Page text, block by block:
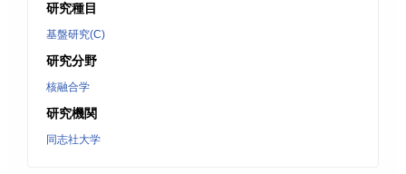
研究種目
基盤研究(C)
研究分野
核融合学
研究機関
同志社大学